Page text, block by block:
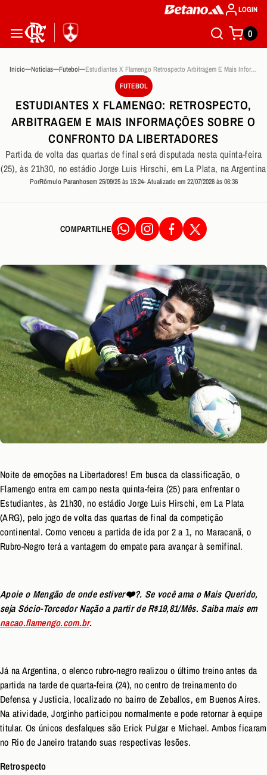
LOGIN
0
Inicio Noticias Futebol
Estudiantes X Flamengo Retrospecto Arbitragem E Mais Informacoes Sobre O Confronto Da Libertadores
FUTEBOL
ESTUDIANTES X FLAMENGO: RETROSPECTO,
ARBITRAGEM E MAIS INFORMAÇÕES SOBRE O
CONFRONTO DA LIBERTADORES
Partida de volta das quartas de final será disputada nesta quinta-feira
(25), às 21h30, no estádio Jorge Luis Hirschi, em La Plata, na Argentina
PorRômulo Paranhosem 25/09/25 às 15:24- Atualizado em 22/07/2026 às 06:36
COMPARTILHE
Noite de emoções na Libertadores! Em busca da classificação, o
Flamengo entra em campo nesta quinta-feira (25) para enfrentar o
Estudiantes, às 21h30, no estádio Jorge Luis Hirschi, em La Plata
(ARG), pelo jogo de volta das quartas de final da competição
continental. Como venceu a partida de ida por 2 a 1, no Maracanã, o
Rubro-Negro terá a vantagem do empate para avançar à semifinal.
Apoie o Mengão de onde estiver❤️?. Se você ama o Mais Querido,
seja Sócio-Torcedor Nação a partir de R$19,81/Mês. Saiba mais em
nacao.flamengo.com.br.
Já na Argentina, o elenco rubro-negro realizou o último treino antes da
partida na tarde de quarta-feira (24), no centro de treinamento do
Defensa y Justicia, localizado no bairro de Zeballos, em Buenos Aires.
Na atividade, Jorginho participou normalmente e pode retornar à equipe
titular. Os únicos desfalques são Erick Pulgar e Michael. Ambos ficaram
no Rio de Janeiro tratando suas respectivas lesões.
Retrospecto